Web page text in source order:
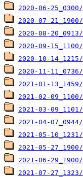
2020-06-25_0300/
2020-07-21_1900/
2020-08-20_0913/
2020-09-15_1100/
2020-10-14_1215/
2020-11-11_0736/
2021-01-13_1459/
2021-02-09_1100/
2021-03-09_1101/
2021-04-07_0944/
2021-05-10_1231/
2021-05-27_1900/
2021-06-29_1900/
2021-07-27_1323/